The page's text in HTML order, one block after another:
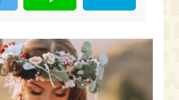
i
e
r
n
t
a